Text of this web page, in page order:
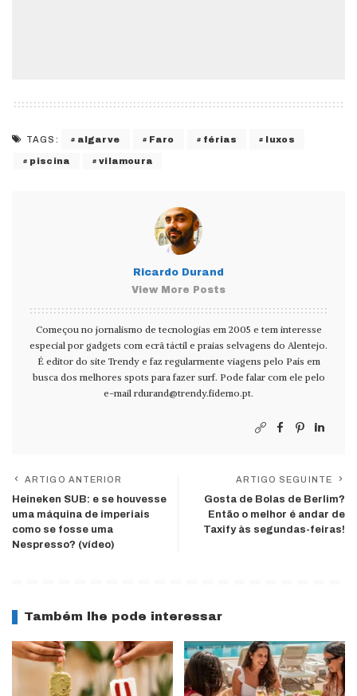
TAGS: algarve Faro férias luxos
piscina vilamoura
Ricardo Durand
View More Posts
Começou no jornalismo de tecnologias em 2005 e tem interesse
especial por gadgets com ecrã táctil e praias selvagens do Alentejo.
É editor do site Trendy e faz regularmente viagens pelo País em
busca dos melhores spots para fazer surf. Pode falar com ele pelo
e-mail rdurand@trendy.fidemo.pt.
ARTIGO ANTERIOR
Heineken SUB: e se houvesse
uma máquina de imperiais
como se fosse uma
Nespresso? (vídeo)
ARTIGO SEGUINTE
Gosta de Bolas de Berlim?
Então o melhor é andar de
Taxify às segundas-feiras!
Também lhe pode interessar